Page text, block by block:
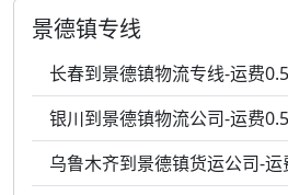
景德镇专线
银川到景德镇物流公司-运费